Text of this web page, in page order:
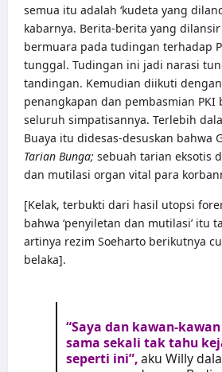
semua itu adalah ‘kudeta yang
kabarnya. Berita-berita yang
bermuara pada tudingan terhadap
tunggal. Tudingan ini jadi narasi
tandingan. Kemudian diikuti
penangkapan dan pembasmian PKI
seluruh simpatisannya. Terlebih
Buaya itu didesas-desuskan bahwa
Tarian Bunga; sebuah tarian eksotis
dan mutilasi organ vital para
[Kelak, terbukti dari hasil utopsi
bahwa ‘penyiletan dan mutilasi’ itu
artinya rezim Soeharto berikutnya
belaka].
“Saya dan kawan-
sama sekali tak tahu
seperti ini”,aku Willy